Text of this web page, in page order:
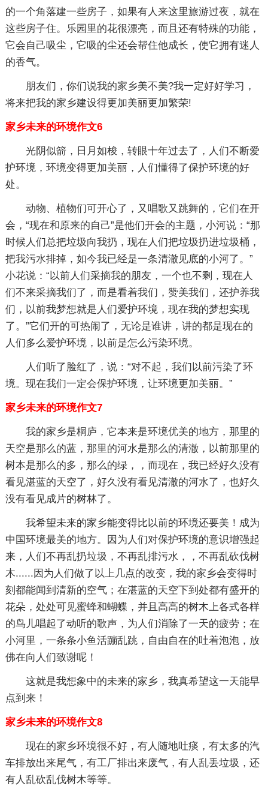
的一个角落建一些房子，如果有人来这里旅游过夜，就在
这些房子住。乐园里的花很漂亮，而且还有特殊的功能，
它会自己吸尘，它吸的尘还会帮住他成长，使它拥有迷人
的香气。
朋友们，你们说我的家乡美不美?我一定好好学习，
将来把我的家乡建设得更加美丽更加繁荣!
家乡未来的环境作文6
光阴似箭，日月如梭，转眼十年过去了，人们不断爱
护环境，环境变得更加美丽，人们懂得了保护环境的好
处。
动物、植物们可开心了，又唱歌又跳舞的，它们在开
会，“现在和原来的自己”是他们开会的主题，小河说：“那
时候人们总把垃圾向我扔，现在人们把垃圾扔进垃圾桶，
把我污水排掉，如今我已经是一条清澈见底的小河了。”
小花说：“以前人们采摘我的朋友，一个也不剩，现在人
们不来采摘我们了，而是看着我们，赞美我们，还护养我
们，以前我梦想就是人们爱护环境，现在我的梦想实现
了。”它们开的可热闹了，无论是谁讲，讲的都是现在的
人们多么爱护环境，以前是怎么污染环境。
人们听了脸红了，说：“对不起，我们以前污染了环
境。现在我们一定会保护环境，让环境更加美丽。”
家乡未来的环境作文7
我的家乡是桐庐，它本来是环境优美的地方，那里的
天空是那么的蓝，那里的河水是那么的清澈，以前那里的
树本是那么的多，那么的绿，，而现在，我已经好久没有
看见湛蓝的天空了，好久没有看见清澈的河水了，也好久
没有看见成片的树林了。
我希望未来的家乡能变得比以前的环境还要美！成为
中国环境最美的地方。因为人们对保护环境的意识增强起
来，人们不再乱扔垃圾，不再乱排污水，，不再乱砍伐树
木......因为人们做了以上几点的改变，我的家乡会变得时
刻都能闻到清新的空气；在湛蓝的天空下到处都有盛开的
花朵，处处可见蜜蜂和蝴蝶，并且高高的树木上各式各样
的鸟儿唱起了动听的歌声，为人们消除了一天的疲劳；在
小河里，一条条小鱼活蹦乱跳，自由自在的吐着泡泡，放
佛在向人们致谢呢！
这就是我想象中的未来的家乡，我真希望这一天能早
点到来！
家乡未来的环境作文8
现在的家乡环境很不好，有人随地吐痰，有太多的汽
车排放出来尾气，有工厂排出来废气，有人乱丢垃圾，还
有人乱砍乱伐树木等等。